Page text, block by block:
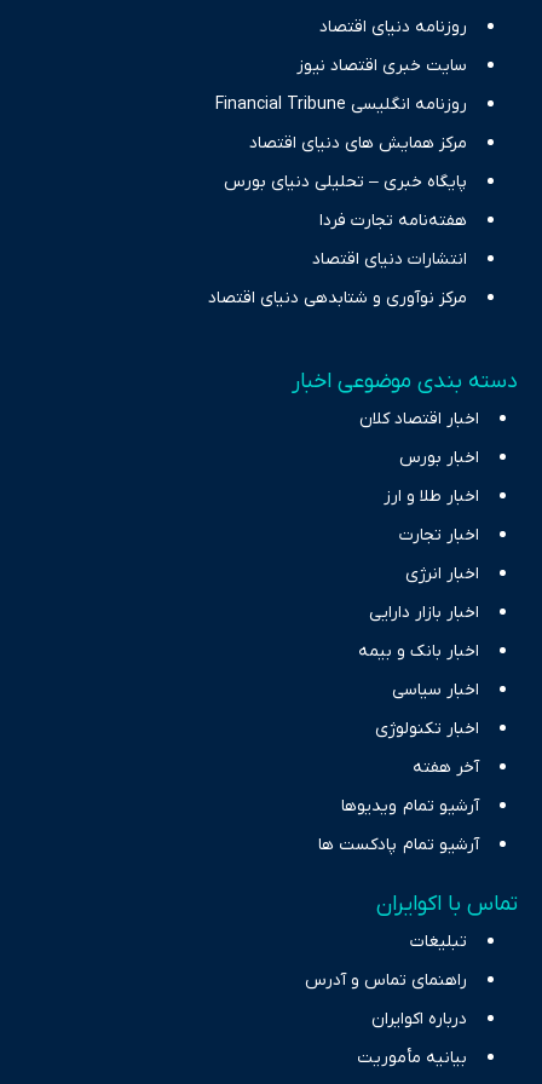
حرفه‌ای و روزآمد پوشش می‌دهیم.
روزنامه دنیای اقتصاد
سایت خبری اقتصاد نیوز
روزنامه انگلیسی Financial Tribune
مرکز همایش های دنیای اقتصاد
پایگاه خبری – تحلیلی دنیای بورس
هفته‌نامه تجارت فردا
انتشارات دنیای اقتصاد
مرکز نوآوری و شتابدهی دنیای اقتصاد
دسته بندی موضوعی اخبار
اخبار اقتصاد کلان
اخبار بورس
اخبار طلا و ارز
اخبار تجارت
اخبار انرژی
اخبار بازار دارایی
اخبار بانک و بیمه
اخبار سیاسی
اخبار تکنولوژی
آخر هفته
آرشیو تمام ویدیوها
آرشیو تمام پادکست ها
تماس با اکوایران
تبلیغات
راهنمای تماس و آدرس
درباره اکوایران
بیانیه مأموریت